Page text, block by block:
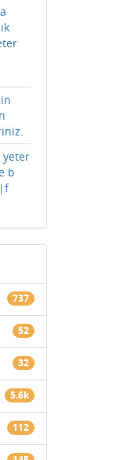
yeter
b
737
52
32
5.6k
112